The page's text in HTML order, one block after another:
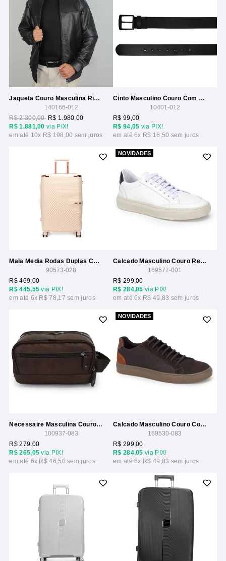
Jaqueta Couro Masculina Ribana Couro
140166-012
R$ 1.881,00 via PIX!
R$ 2.300,00 R$ 1.980,00
10x R$ 198,00
Cinto Masculino Couro Com Fivela Monocolor
10401-012
R$ 94,05 via PIX!
R$ 99,00
6x R$ 16,50
Mala Media Rodas Duplas Cantoneira Seanite
90573-028
R$ 445,55 via PIX!
R$ 469,00
6x R$ 78,17
NOVIDADES
Calcado Masculino Couro Recortes
169577-001
R$ 284,05 via PIX!
R$ 299,00
6x R$ 49,83
Necessaire Masculina Couro Com Divisórias
100937-083
R$ 265,05 via PIX!
R$ 279,00
6x R$ 46,50
NOVIDADES
Calcado Masculino Couro Costuras E Carimbo Wj
169530-083
R$ 284,05 via PIX!
R$ 299,00
6x R$ 49,83